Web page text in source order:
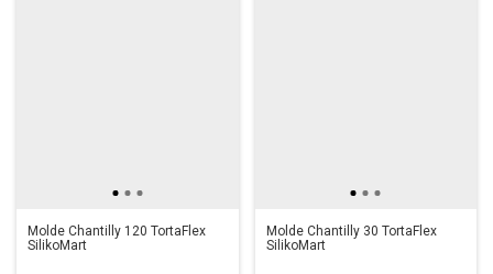
Molde Chantilly 120 TortaFlex
SilikoMart
Molde Chantilly 30 TortaFlex
SilikoMart